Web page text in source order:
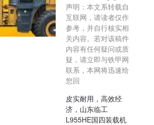
声明：本文系转载自
互联网，请读者仅作
参考，并自行核实相
关内容。若对该稿件
内容有任何疑问或质
疑，请立即与铁甲网
联系，本网将迅速给
您回
皮实耐用，高效经
济，山东临工
L955HE国四装载机